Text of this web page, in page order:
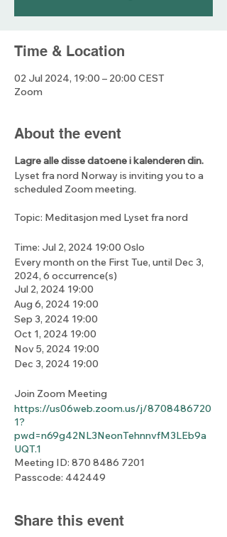
Time & Location
02 Jul 2024, 19:00 – 20:00 CEST
Zoom
About the event
Lagre alle disse datoene i kalenderen din.
Lyset fra nord Norway is inviting you to a
scheduled Zoom meeting.
Topic: Meditasjon med Lyset fra nord
Time: Jul 2, 2024 19:00 Oslo
Every month on the First Tue, until Dec 3,
2024, 6 occurrence(s)
Jul 2, 2024 19:00
Aug 6, 2024 19:00
Sep 3, 2024 19:00
Oct 1, 2024 19:00
Nov 5, 2024 19:00
Dec 3, 2024 19:00
Join Zoom Meeting
https://us06web.zoom.us/j/8708486720
1?
pwd=n69g42NL3NeonTehnnvfM3LEb9a
UQT.1
Meeting ID: 870 8486 7201
Passcode: 442449
Share this event